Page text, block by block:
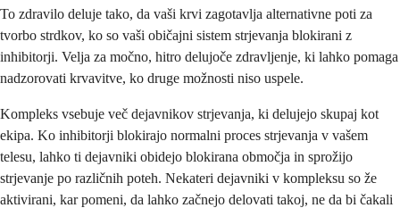
To zdravilo deluje tako, da vaši krvi zagotavlja alternativne poti za
tvorbo strdkov, ko so vaši običajni sistem strjevanja blokirani z
inhibitorji. Velja za močno, hitro delujoče zdravljenje, ki lahko pomaga
nadzorovati krvavitve, ko druge možnosti niso uspele.
Kompleks vsebuje več dejavnikov strjevanja, ki delujejo skupaj kot
ekipa. Ko inhibitorji blokirajo normalni proces strjevanja v vašem
telesu, lahko ti dejavniki obidejo blokirana območja in sprožijo
strjevanje po različnih poteh. Nekateri dejavniki v kompleksu so že
aktivirani, kar pomeni, da lahko začnejo delovati takoj, ne da bi čakali